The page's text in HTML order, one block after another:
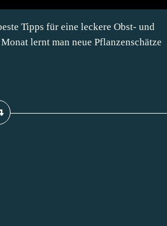
Tipps für eine leckere Obst- und
lernt man neue Pflanzenschätze